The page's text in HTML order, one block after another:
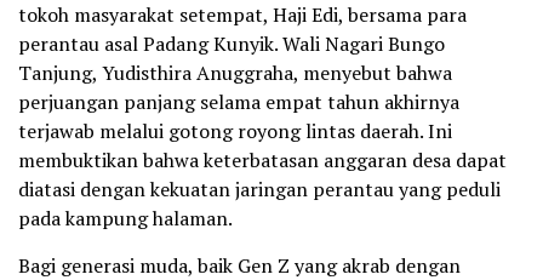
tokoh masyarakat setempat, Haji Edi, bersama para
perantau asal Padang Kunyik. Wali Nagari Bungo
Tanjung, Yudisthira Anuggraha, menyebut bahwa
perjuangan panjang selama empat tahun akhirnya
terjawab melalui gotong royong lintas daerah. Ini
membuktikan bahwa keterbatasan anggaran desa dapat
diatasi dengan kekuatan jaringan perantau yang peduli
pada kampung halaman.
Bagi generasi muda, baik Gen Z yang akrab dengan